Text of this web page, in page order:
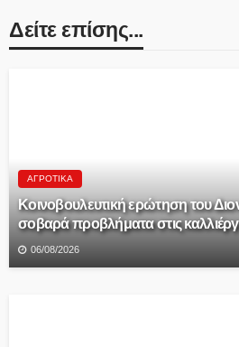
Δείτε επίσης...
ΑΓΡΟΤΙΚΆ
Κοινοβουλευτική ερώτηση του
σοβαρά προβλήματα στις
06/08/2026